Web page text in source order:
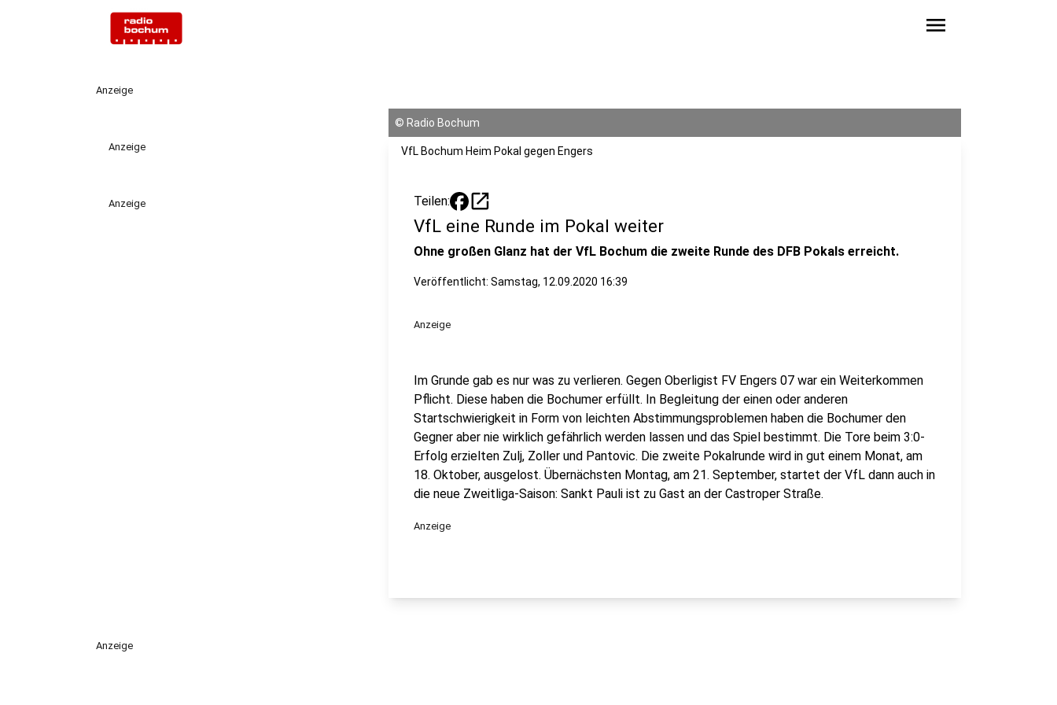
menu
Anzeige
Anzeige
Anzeige
© Radio Bochum
VfL Bochum Heim Pokal gegen Engers
Teilen: open_in_new
VfL eine Runde im Pokal weiter
Ohne großen Glanz hat der VfL Bochum die zweite Runde des DFB Pokals erreicht.
Veröffentlicht: Samstag, 12.09.2020 16:39
Anzeige
Im Grunde gab es nur was zu verlieren. Gegen Oberligist FV Engers 07 war ein Weiterkommen
Pflicht. Diese haben die Bochumer erfüllt. In Begleitung der einen oder anderen
Startschwierigkeit in Form von leichten Abstimmungsproblemen haben die Bochumer den
Gegner aber nie wirklich gefährlich werden lassen und das Spiel bestimmt. Die Tore beim 3:0-
Erfolg erzielten Zulj, Zoller und Pantovic. Die zweite Pokalrunde wird in gut einem Monat, am
18. Oktober, ausgelost. Übernächsten Montag, am 21. September, startet der VfL dann auch in
die neue Zweitliga-Saison: Sankt Pauli ist zu Gast an der Castroper Straße.
Anzeige
Anzeige